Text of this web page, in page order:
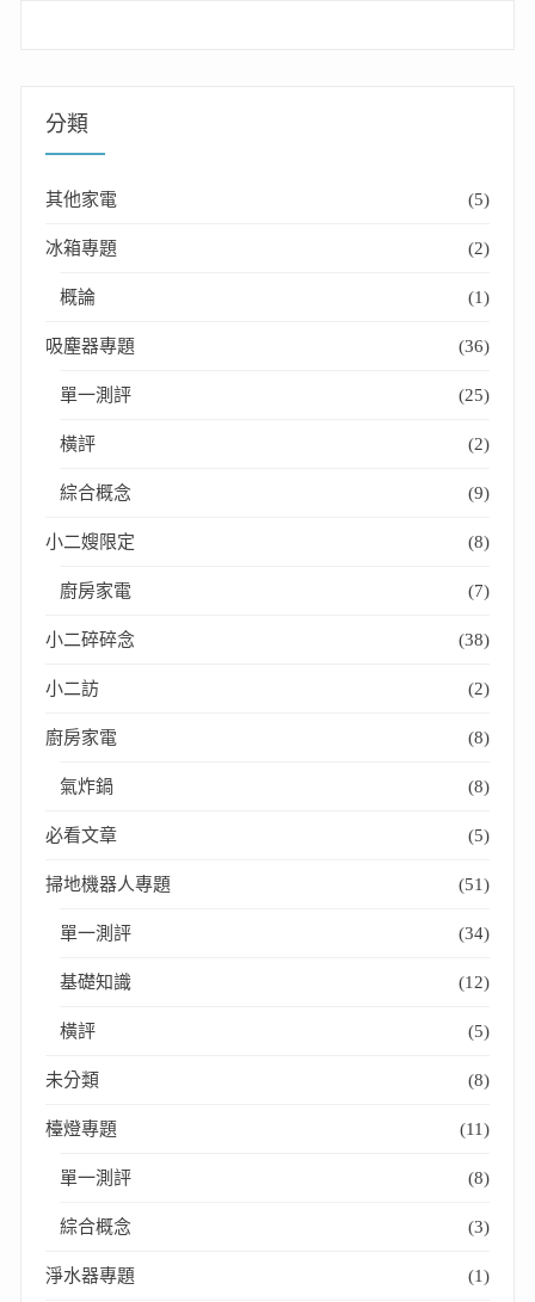
分類
其他家電 (5)
冰箱專題 (2)
概論 (1)
吸塵器專題 (36)
單一測評 (25)
橫評 (2)
綜合概念 (9)
小二嫂限定 (8)
廚房家電 (7)
小二碎碎念 (38)
小二訪 (2)
廚房家電 (8)
氣炸鍋 (8)
必看文章 (5)
掃地機器人專題 (51)
單一測評 (34)
基礎知識 (12)
橫評 (5)
未分類 (8)
檯燈專題 (11)
單一測評 (8)
綜合概念 (3)
淨水器專題 (1)